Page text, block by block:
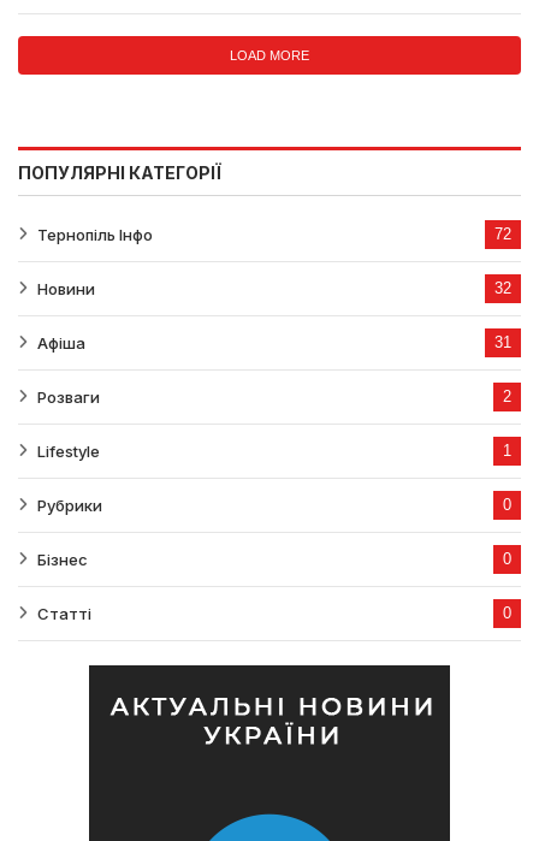
LOAD MORE
ПОПУЛЯРНІ КАТЕГОРІЇ
Тернопіль Інфо 72
Новини 32
Афіша 31
Розваги 2
Lifestyle 1
Рубрики 0
Бізнес 0
Статті 0